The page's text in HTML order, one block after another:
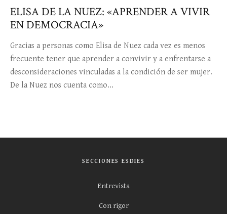
ELISA DE LA NUEZ: «APRENDER A VIVIR
EN DEMOCRACIA»
Gracias a personas como Elisa de Nuez cada vez es menos
frecuente tener que aprender a convivir y a enfrentarse a
desconsideraciones vinculadas a la condición de ser mujer.
De la Nuez nos cuenta como...
SECCIONES ESDIES
Entrevista
Con rigor